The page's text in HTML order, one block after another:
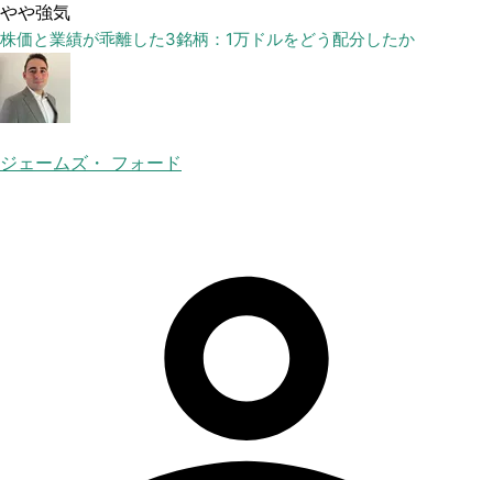
やや強気
株価と業績が乖離した3銘柄：1万ドルをどう配分したか
ジェームズ・ フォード